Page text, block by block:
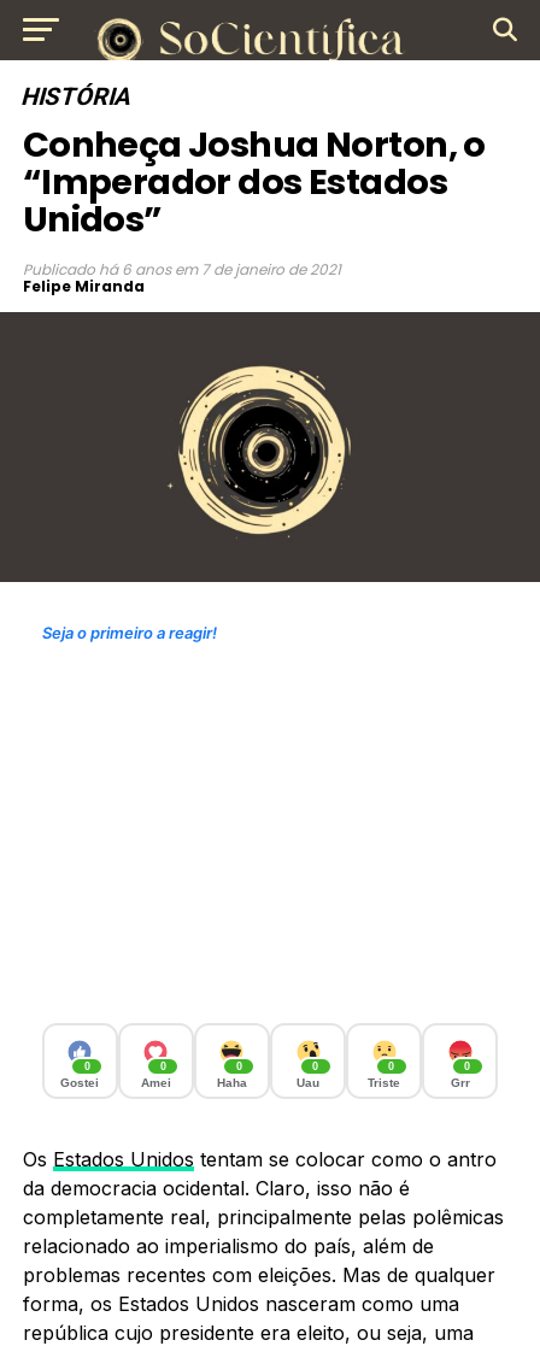
HISTÓRIA
Conheça Joshua Norton, o
“Imperador dos Estados
Unidos”
Publicado há 6 anos em 7 de janeiro de 2021
Felipe Miranda
Seja o primeiro a reagir!
0
Gostei
0
Amei
0
Haha
0
Uau
0
Triste
0
Grr
Os Estados Unidos tentam se colocar como o antro
da democracia ocidental. Claro, isso não é
completamente real, principalmente pelas polêmicas
relacionado ao imperialismo do país, além de
problemas recentes com eleições. Mas de qualquer
forma, os Estados Unidos nasceram como uma
república cujo presidente era eleito, ou seja, uma